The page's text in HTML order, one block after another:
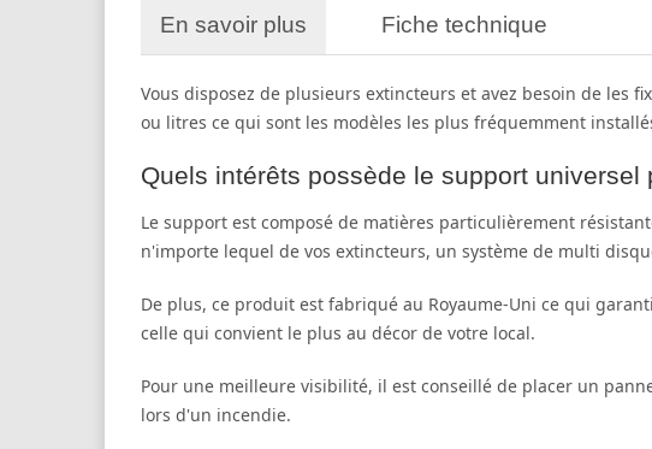
En savoir plus Fiche technique
Vous disposez de plusieurs extincteurs et avez besoin de les
ou litres ce qui sont les modèles les plus fréquemment
Quels intérêts possède le support universel
Le support est composé de matières particulièrement
n'importe lequel de vos extincteurs, un système de multi
De plus, ce produit est fabriqué au Royaume-Uni ce qui
celle qui convient le plus au décor de votre local.
Pour une meilleure visibilité, il est conseillé de placer un
lors d'un incendie.